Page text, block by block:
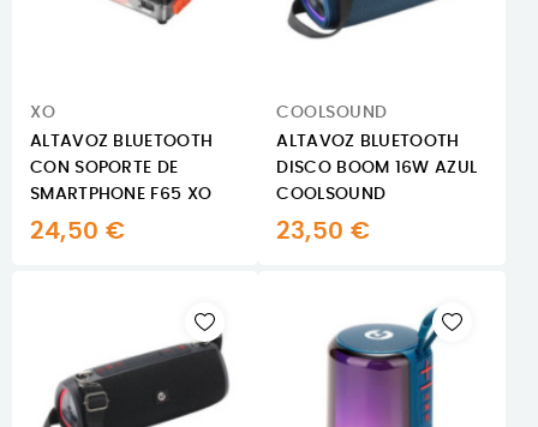
XO
ALTAVOZ BLUETOOTH
CON SOPORTE DE
SMARTPHONE F65 XO
24,50 €
COOLSOUND
ALTAVOZ BLUETOOTH
DISCO BOOM 16W AZUL
COOLSOUND
23,50 €